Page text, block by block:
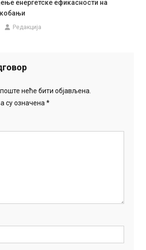
енергетске ефикасности на
Редакција
неће бити објављена.
су означена*